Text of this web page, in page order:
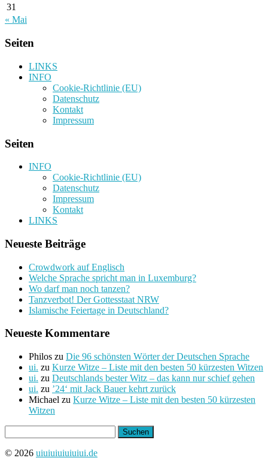
31
« Mai
Seiten
LINKS
INFO
Cookie-Richtlinie (EU)
Datenschutz
Kontakt
Impressum
Seiten
INFO
Cookie-Richtlinie (EU)
Datenschutz
Impressum
Kontakt
LINKS
Neueste Beiträge
Crowdwork auf Englisch
Welche Sprache spricht man in Luxemburg?
Wo darf man noch tanzen?
Tanzverbot! Der Gottesstaat NRW
Islamische Feiertage in Deutschland?
Neueste Kommentare
Philos zu Die 96 schönsten Wörter der Deutschen Sprache
ui. zu Kurze Witze – Liste mit den besten 50 kürzesten Witzen
ui. zu Deutschlands bester Witz – das kann nur schief gehen
ui. zu ’24‘ mit Jack Bauer kehrt zurück
Michael zu Kurze Witze – Liste mit den besten 50 kürzesten
Witzen
nach:
© 2026 uiuiuiuiuiuiui.de